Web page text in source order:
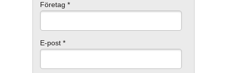
Företag *
E-post *